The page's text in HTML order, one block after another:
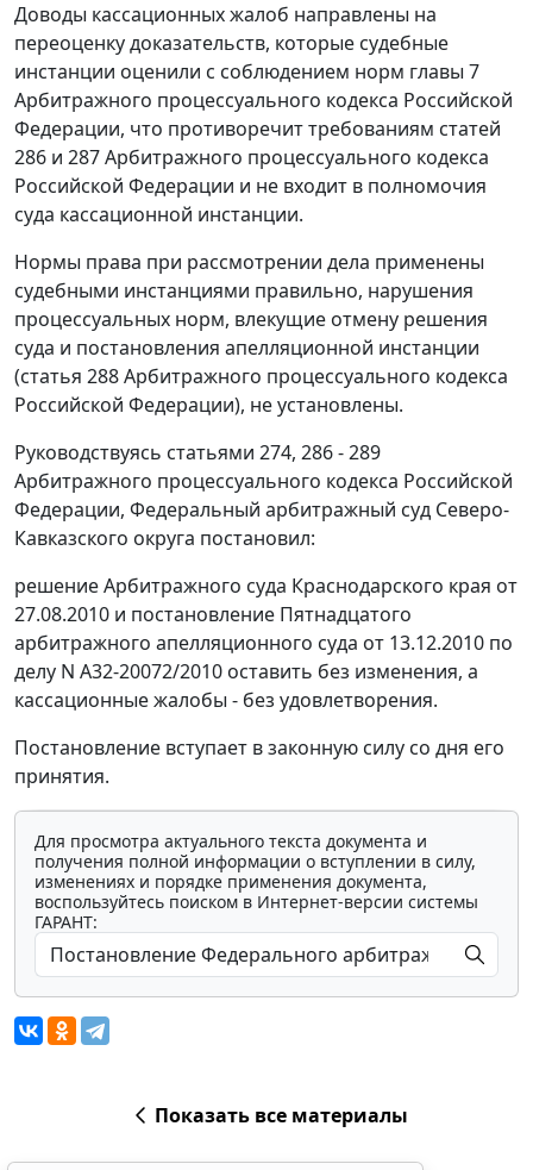
Доводы кассационных жалоб направлены на
переоценку доказательств, которые судебные
инстанции оценили с соблюдением норм главы 7
Арбитражного процессуального кодекса Российской
Федерации, что противоречит требованиям статей
286 и 287Арбитражного процессуального кодекса
Российской Федерации и не входит в полномочия
суда кассационной инстанции.
Нормы права при рассмотрении дела применены
судебными инстанциями правильно, нарушения
процессуальных норм, влекущие отмену решения
суда и постановления апелляционной инстанции
(статья 288Арбитражного процессуального кодекса
Российской Федерации), не установлены.
Руководствуясь статьями 274, 286 - 289
Арбитражного процессуального кодекса Российской
Федерации, Федеральный арбитражный суд Северо-
Кавказского округа постановил:
решение Арбитражного суда Краснодарского края от
27.08.2010 и постановление Пятнадцатого
арбитражного апелляционного суда от 13.12.2010 по
делу N А32-20072/2010 оставить без изменения, а
кассационные жалобы - без удовлетворения.
Постановление вступает в законную силу со дня его
принятия.
Для просмотра актуального текста документа и
получения полной информации о вступлении в силу,
изменениях и порядке применения документа,
воспользуйтесь поиском в Интернет-версии системы
ГАРАНТ:
Показать все материалы